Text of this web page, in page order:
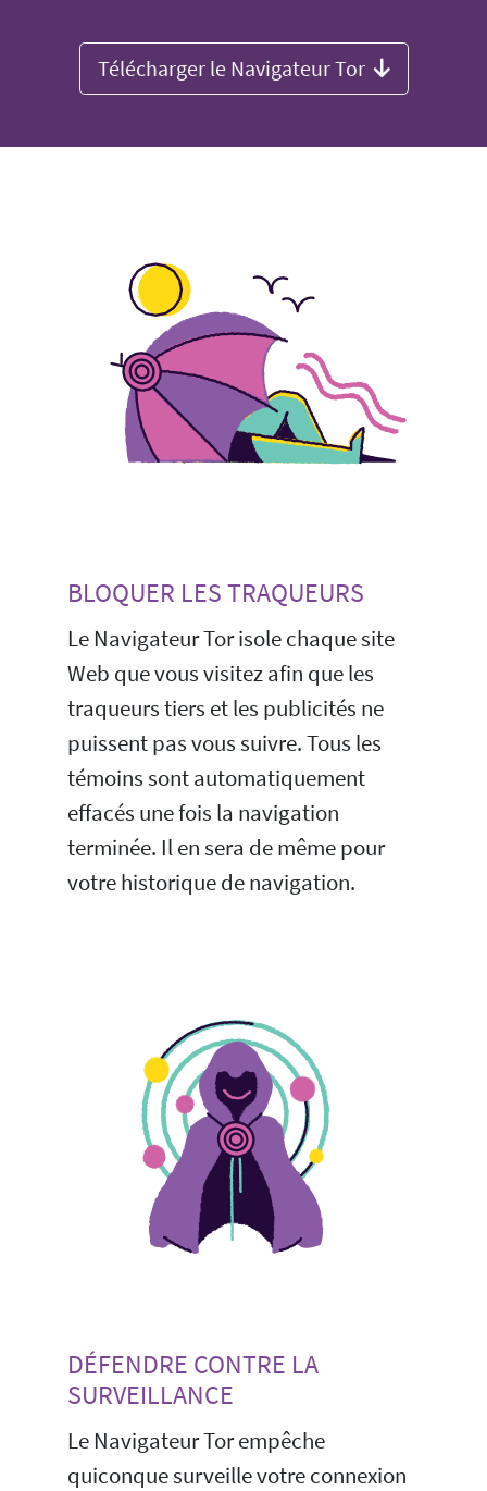
Télécharger le Navigateur Tor
BLOQUER LES TRAQUEURS
Le Navigateur Tor isole chaque site
Web que vous visitez afin que les
traqueurs tiers et les publicités ne
puissent pas vous suivre. Tous les
témoins sont automatiquement
effacés une fois la navigation
terminée. Il en sera de même pour
votre historique de navigation.
DÉFENDRE CONTRE LA
SURVEILLANCE
Le Navigateur Tor empêche
quiconque surveille votre connexion